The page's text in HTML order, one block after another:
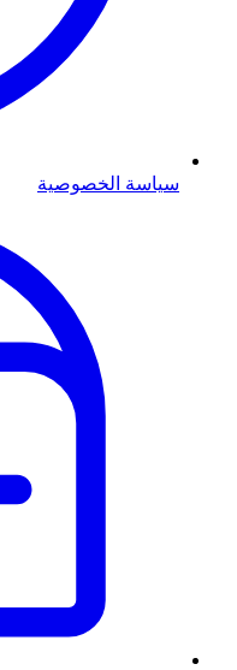
سياسة الخصوصية